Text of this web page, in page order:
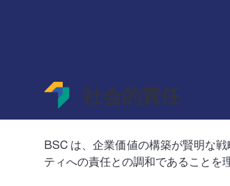
社会的責任
BSC は、企業価値の構築が賢明な
ティへの責任との調和であることを